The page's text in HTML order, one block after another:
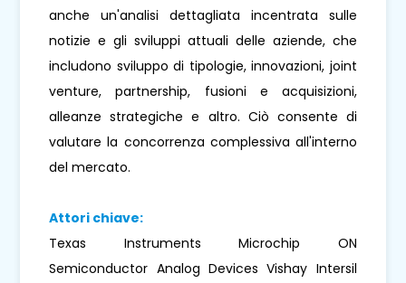
anche un'analisi dettagliata incentrata sulle
notizie e gli sviluppi attuali delle aziende, che
includono sviluppo di tipologie, innovazioni, joint
venture, partnership, fusioni e acquisizioni,
alleanze strategiche e altro. Ciò consente di
valutare la concorrenza complessiva all'interno
del mercato.
Attori chiave:
Texas Instruments Microchip ON
Semiconductor Analog Devices Vishay Intersil